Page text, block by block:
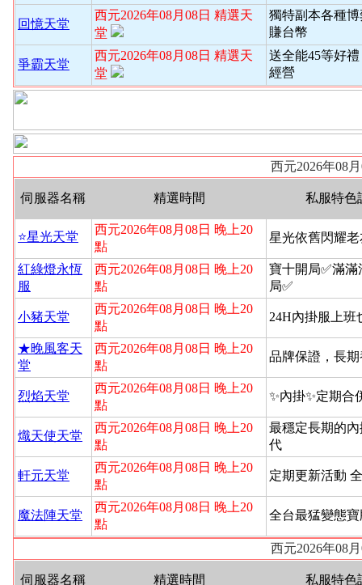
回憶天堂
西元2026年08月08日 精選天
堂
獨特副本各種
賺台幣
爭霸天堂
西元2026年08月08日 精選天
堂
送全能45等好
經營
西元2026年08
伺服器名稱 精選時間 私服特色
⭐️星光天堂
西元2026年08月08日 晚上20
點
星光依舊閃耀
紅綠燈永恆
服
西元2026年08月08日 晚上20
點
寶十開局✅滿滿
局✅
小豬天堂
西元2026年08月08日 晚上20
點
24H內掛服上班
★晚風客天
堂
西元2026年08月08日 晚上20
點
品牌保證，長
烈焰天堂
西元2026年08月08日 晚上20
點
✨內掛✨定期合
熾天使天堂
西元2026年08月08日 晚上20
點
最穩定長期的
代
軒元天堂
西元2026年08月08日 晚上20
點
定期更新活動
魔法陣天堂
西元2026年08月08日 晚上20
點
全台最猛變態寶
西元2026年08
伺服器名稱 精選時間 私服特色